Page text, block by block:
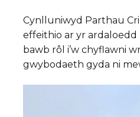
Cynlluniwyd Parthau
effeithio ar yr
bawb rôl i’w chyflawni
gwybodaeth gyda ni